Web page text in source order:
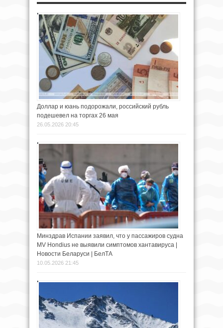
Доллар и юань подорожали, российский рубль
подешевел на торгах 26 мая
26.05.2026 20:45
Минздрав Испании заявил, что у пассажиров судна
MV Hondius не выявили симптомов хантавируса |
Новости Беларуси | БелТА
10.05.2026 21:45